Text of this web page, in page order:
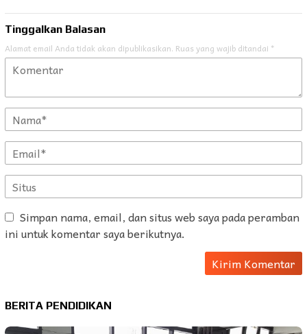
Tinggalkan Balasan
Alamat email Anda tidak akan dipublikasikan. Ruas yang wajib ditandai *
Simpan nama, email, dan situs web saya pada peramban
ini untuk komentar saya berikutnya.
BERITA PENDIDIKAN